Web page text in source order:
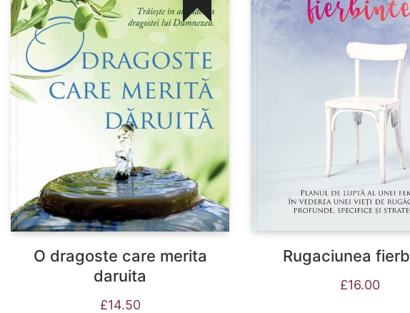
O dragoste care merita
daruita
£14.50
Rugaciunea
£16.00